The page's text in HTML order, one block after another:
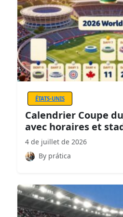
ÉTATS-UNIS
Calendrier Coupe
avec horaires et
4 de juillet de 2026
By prática